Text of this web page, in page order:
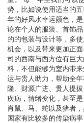
势，比如说使用适当的
年的好风水幸运颜色，
论在个人的服装、首饰
的的包装与设计等，多
机会，以及带来更加正
司的西南与西方位有巨
料，不但能够为室内带
运与贵人助力，帮助全
隆、财源广进、贵人提
疾病，情绪变化，甚至
肖鼠、马、蛇以及猪者
国家有比较多的传染病